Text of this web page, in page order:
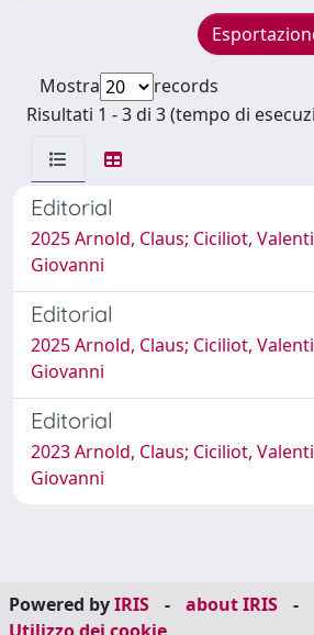
Mostra
records
Risultati 1 - 3 di 3 (tempo di
Editorial
2025 Arnold, Claus; Ciciliot,
Giovanni
Editorial
2025 Arnold, Claus; Ciciliot,
Giovanni
Editorial
2023 Arnold, Claus; Ciciliot,
Giovanni
Powered byIRIS - about IRIS
-